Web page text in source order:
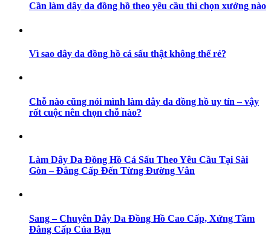
Cần làm dây da đồng hồ theo yêu cầu thì chọn xưởng nào
Vì sao dây da đồng hồ cá sấu thật không thể rẻ?
Chỗ nào cũng nói mình làm dây da đồng hồ uy tín – vậy
rốt cuộc nên chọn chỗ nào?
Làm Dây Da Đồng Hồ Cá Sấu Theo Yêu Cầu Tại Sài
Gòn – Đẳng Cấp Đến Từng Đường Vân
Sang – Chuyên Dây Da Đồng Hồ Cao Cấp, Xứng Tầm
Đẳng Cấp Của Bạn